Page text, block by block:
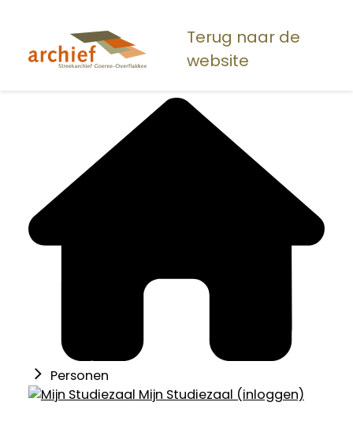
naar
Terug naar de
website
Personen
Mijn Studiezaal (inloggen)